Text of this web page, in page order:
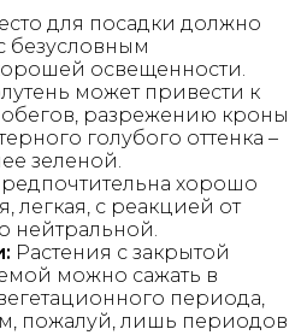
для посадки должно
безусловным
освещенности.
может привести к
разрежению кроны
голубого оттенка –
зеленой.
хорошо
легкая, с реакцией от
нейтральной.
Растения с закрытой
можно сажать в
периода,
пожалуй, лишь периодов